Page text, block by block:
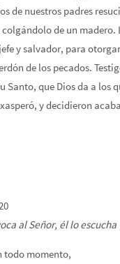
de nuestros padres
de un madero.
y salvador, para
de los pecados.
Santo, que Dios da a los
y decidieron
al Señor, él lo escucha
todo momento,